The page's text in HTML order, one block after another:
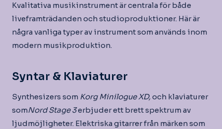
Kvalitativa musikinstrument är centrala för både
liveframträdanden och studioproduktioner. Här är
några vanliga typer av instrument som används inom
modern musikproduktion.
Syntar & Klaviaturer
Synthesizers som Korg Minilogue XD, och klaviaturer
somNord Stage 3erbjuder ett brett spektrum av
ljudmöjligheter. Elektriska gitarrer från märken som